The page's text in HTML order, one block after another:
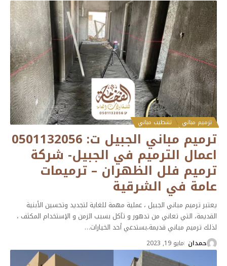
ترميم مباني تشطيب مباني
ترميم مباني الجبيل ت: 0501132056
اعمال الترميم في الجبيل- شركة
ترميم فلل الظهران – ترميمات
عامة في الشرقية
يعتبر ترميم مباني الجبيل ، عملية مهمة للغاية لتجديد وتحسين الأبنية
القديمة، التي تعاني من تدهور و تآكل بسبب الزمن و الإستخدام المكثف ،
لذلك ترميم مباني قديمة،بستدعي أحد الخيارات…
حمدان مايو 19, 2023